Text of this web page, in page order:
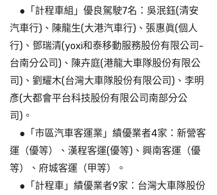
●「計程車組」優良駕駛7名：吳泯鈺(清安
汽車行)、陳龍生(大港汽車行)、張惠眞(個人
行)、鄧瑞清(yoxi和泰移動服務股份有限公司-
台南分公司)、陳卉庭(港龍大車隊股份有限公
司)、劉耀木(台灣大車隊股份有限公司)、李明
彥(大都會平台科技股份有限公司南部分公
司)。
●「市區汽車客運業」績優業者4家：新營客
運（優等）、漢程客運(優等)、興南客運（優
等）、府城客運（甲等）。
●「計程車」績優業者9家：台灣大車隊股份